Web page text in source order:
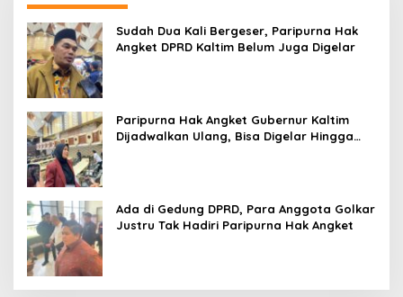
Sudah Dua Kali Bergeser, Paripurna Hak
Angket DPRD Kaltim Belum Juga Digelar
Paripurna Hak Angket Gubernur Kaltim
Dijadwalkan Ulang, Bisa Digelar Hingga
Ada di Gedung DPRD, Para Anggota Golkar
Justru Tak Hadiri Paripurna Hak Angket